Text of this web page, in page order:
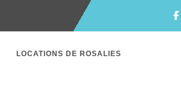
LOCATIONS DE ROSALIES